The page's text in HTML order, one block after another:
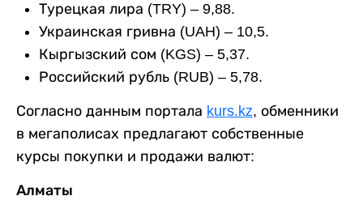
Турецкая лира (TRY) – 9,88.
Украинская гривна (UAH) – 10,5.
Кыргызский сом (KGS) – 5,37.
Российский рубль (RUB) – 5,78.
Согласно данным портала kurs.kz, обменники
в мегаполисах предлагают собственные
курсы покупки и продажи валют:
Алматы